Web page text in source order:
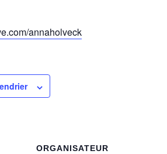
annaholveck
ORGANISATEUR